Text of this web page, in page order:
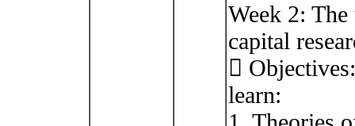
Week 2:
capital

learn: